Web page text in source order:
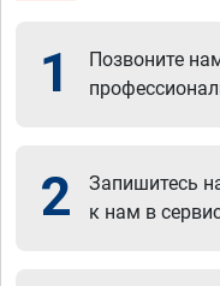
1 Позвоните
2
Запишитесь
к нам в